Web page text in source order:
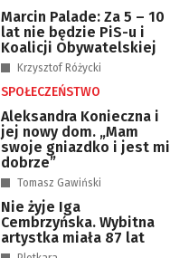
Marcin Palade: Za 5 – 10
lat nie będzie PiS-u i
Koalicji Obywatelskiej
Krzysztof Różycki
SPOŁECZEŃSTWO
Aleksandra Konieczna i
jej nowy dom. „Mam
swoje gniazdko i jest mi
dobrze”
Tomasz Gawiński
Nie żyje Iga
Cembrzyńska. Wybitna
artystka miała 87 lat